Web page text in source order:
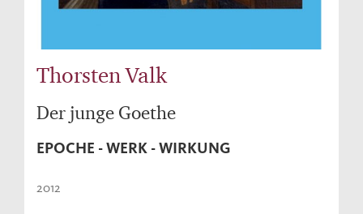
Thorsten Valk
Der junge Goethe
EPOCHE - WERK - WIRKUNG
2012